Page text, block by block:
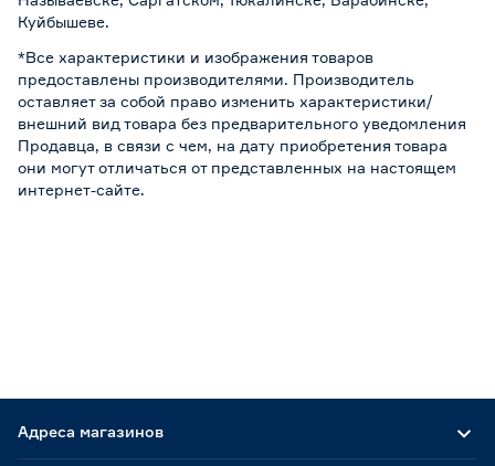
Куйбышеве.
*Все характеристики и изображения товаров
предоставлены производителями. Производитель
оставляет за собой право изменить характеристики/
внешний вид товара без предварительного уведомления
Продавца, в связи с чем, на дату приобретения товара
они могут отличаться от представленных на настоящем
интернет-сайте.
Адреса магазинов